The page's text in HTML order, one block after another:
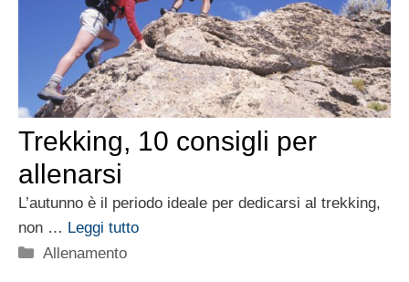
Trekking, 10 consigli per
allenarsi
L’autunno è il periodo ideale per dedicarsi al trekking,
non … Leggi tutto
Categorie
Allenamento